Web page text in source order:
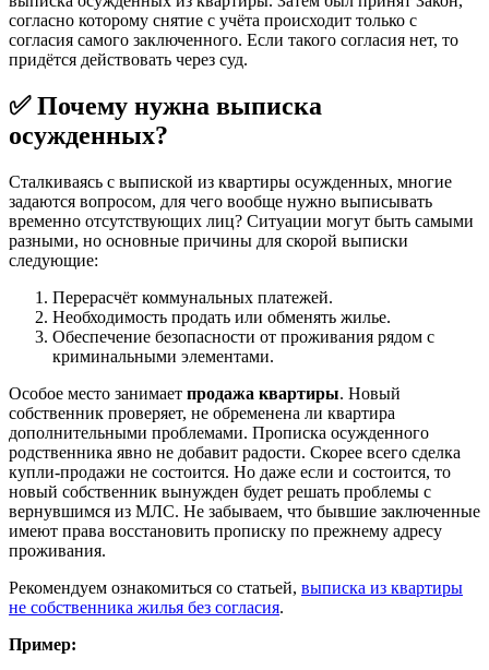
согласно которому снятие с учёта происходит только с
согласия самого заключенного. Если такого согласия нет, то
придётся действовать через суд.
✅ Почему нужна выписка
осужденных?
Сталкиваясь с выпиской из квартиры осужденных, многие
задаются вопросом, для чего вообще нужно выписывать
временно отсутствующих лиц? Ситуации могут быть самыми
разными, но основные причины для скорой выписки
следующие:
Перерасчёт коммунальных платежей.
Необходимость продать или обменять жилье.
Обеспечение безопасности от проживания рядом с
криминальными элементами.
Особое место занимает продажа квартиры. Новый
собственник проверяет, не обременена ли квартира
дополнительными проблемами. Прописка осужденного
родственника явно не добавит радости. Скорее всего сделка
купли-продажи не состоится. Но даже если и состоится, то
новый собственник вынужден будет решать проблемы с
вернувшимся из МЛС. Не забываем, что бывшие заключенные
имеют права восстановить прописку по прежнему адресу
проживания.
Рекомендуем ознакомиться со статьей, выписка из квартиры
не собственника жилья без согласия.
Пример: